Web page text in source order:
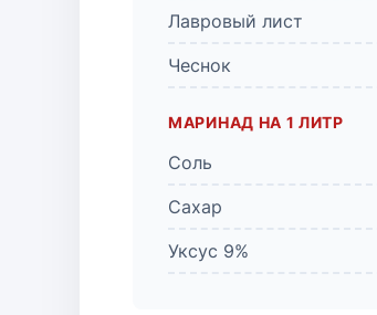
Лавровый лист
Чеснок
МАРИНАД НА 1 ЛИТР
Соль
Сахар
Уксус 9%